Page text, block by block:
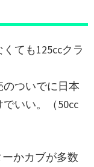
ても125ccクラ
ついでに日本
いい。（50cc
かカブが多数